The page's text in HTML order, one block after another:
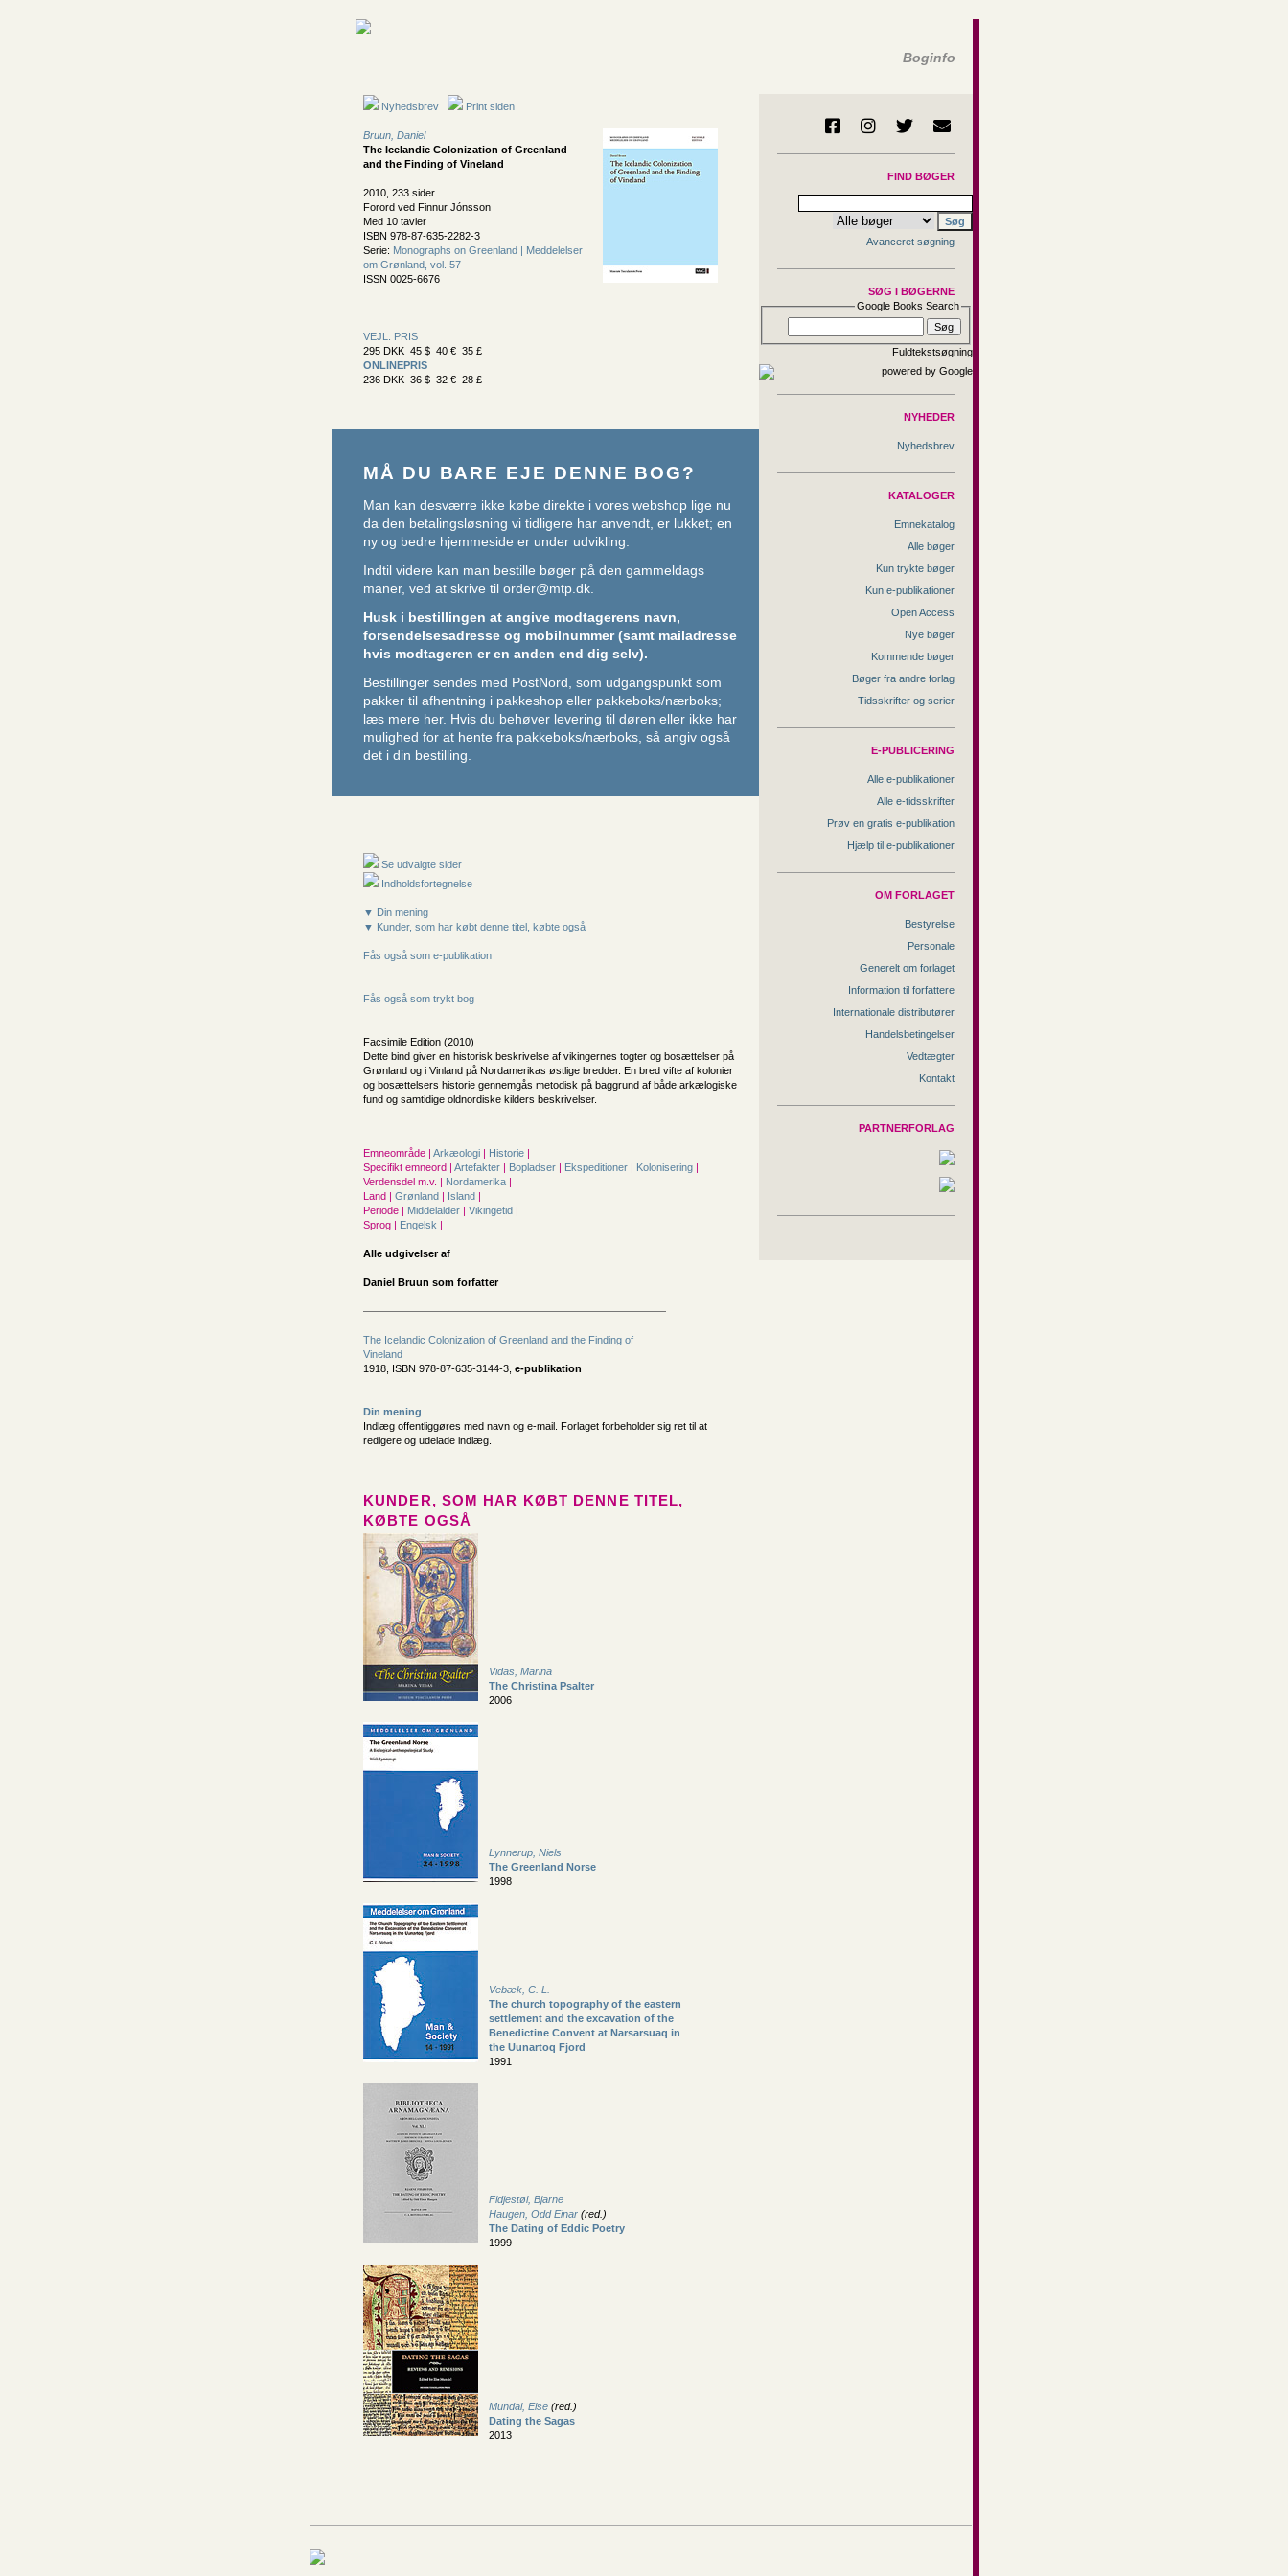
Boginfo
Nyhedsbrev Print siden
Bruun, Daniel
The Icelandic Colonization of Greenland
and the Finding of Vineland
2010, 233 sider
Forord ved Finnur Jónsson
Med 10 tavler
ISBN 978-87-635-2282-3
Serie: Monographs on Greenland | Meddelelser
om Grønland, vol. 57
ISSN 0025-6676
VEJL. PRIS
295 DKK 45 $ 40 € 35 £
ONLINEPRIS
236 DKK 36 $ 32 € 28 £
MÅ DU BARE EJE DENNE BOG?
Man kan desværre ikke købe direkte i vores webshop lige nu
da den betalingsløsning vi tidligere har anvendt, er lukket; en
ny og bedre hjemmeside er under udvikling.
Indtil videre kan man bestille bøger på den gammeldags
maner, ved at skrive til order@mtp.dk.
Husk i bestillingen at angive modtagerens navn,
forsendelsesadresse og mobilnummer (samt mailadresse
hvis modtageren er en anden end dig selv).
Bestillinger sendes med PostNord, som udgangspunkt som
pakker til afhentning i pakkeshop eller pakkeboks/nærboks;
læs mere her. Hvis du behøver levering til døren eller ikke har
mulighed for at hente fra pakkeboks/nærboks, så angiv også
det i din bestilling.
Se udvalgte sider
Indholdsfortegnelse
▼ Din mening
▼ Kunder, som har købt denne titel, købte også
Fås også som e-publikation
Fås også som trykt bog
Facsimile Edition (2010)
Dette bind giver en historisk beskrivelse af vikingernes togter og bosættelser på
Grønland og i Vinland på Nordamerikas østlige bredder. En bred vifte af kolonier
og bosættelsers historie gennemgås metodisk på baggrund af både arkælogiske
fund og samtidige oldnordiske kilders beskrivelser.
Emneområde | Arkæologi | Historie |
Specifikt emneord | Artefakter | Bopladser | Ekspeditioner | Kolonisering |
Verdensdel m.v. | Nordamerika |
Land | Grønland | Island |
Periode | Middelalder | Vikingetid |
Sprog | Engelsk |
Alle udgivelser af
Daniel Bruun som forfatter
The Icelandic Colonization of Greenland and the Finding of
Vineland
1918, ISBN 978-87-635-3144-3, e-publikation
Din mening
Indlæg offentliggøres med navn og e-mail. Forlaget forbeholder sig ret til at
redigere og udelade indlæg.
KUNDER, SOM HAR KØBT DENNE TITEL,
KØBTE OGSÅ
Vidas, Marina
The Christina Psalter
2006
Lynnerup, Niels
The Greenland Norse
1998
Vebæk, C. L.
The church topography of the eastern
settlement and the excavation of the
Benedictine Convent at Narsarsuaq in
the Uunartoq Fjord
1991
Fidjestøl, Bjarne
Haugen, Odd Einar (red.)
The Dating of Eddic Poetry
1999
Mundal, Else (red.)
Dating the Sagas
2013
FIND BØGER
Avanceret søgning
SØG I BØGERNE
Google Books Search
Fuldtekstsøgning
NYHEDER
Nyhedsbrev
KATALOGER
Emnekatalog
Alle bøger
Kun trykte bøger
Kun e-publikationer
Open Access
Nye bøger
Kommende bøger
Bøger fra andre forlag
Tidsskrifter og serier
E-PUBLICERING
Alle e-publikationer
Alle e-tidsskrifter
Prøv en gratis e-publikation
Hjælp til e-publikationer
OM FORLAGET
Bestyrelse
Personale
Generelt om forlaget
Information til forfattere
Internationale distributører
Handelsbetingelser
Vedtægter
Kontakt
PARTNERFORLAG